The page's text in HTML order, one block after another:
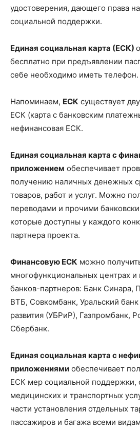
удостоверения, дающего права
социальной поддержки.
Единая социальная карта (ЕСК)
бесплатно при предъявлении
себе необходимо иметь телефон.
Напоминаем, ЕСК существует
ЕСК (карта с банковским
нефинансовая ЕСК.
Единая социальная карта с
приложением обеспечивает
получению наличных денежных
товаров, работ и услуг. Можно
переводами и прочими
которые доступны у каждого
партнера проекта.
Финансовую ЕСК можно
многофункциональных центрах и
банков-партнеров: Банк Синара,
ВТБ, Совкомбанк, Уральский
развития (УБРиР), Газпромбанк,
Сбербанк.
Единая социальная карта с
приложениями обеспечивает
ЕСК мер социальной поддержки,
медицинских и транспортных
части установления отдельных
пассажиров и багажа всеми